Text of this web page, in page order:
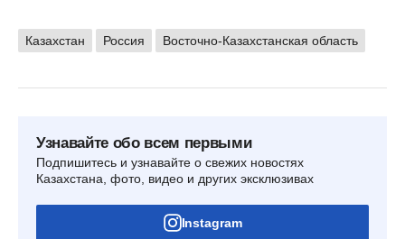
Казахстан Россия Восточно-Казахстанская область
Узнавайте обо всем первыми
Подпишитесь и узнавайте о свежих новостях
Казахстана, фото, видео и других эксклюзивах
Instagram